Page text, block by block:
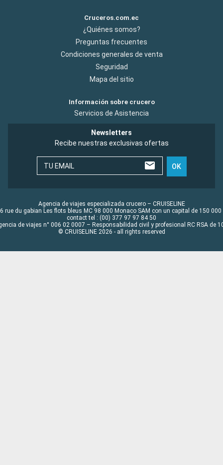
Cruceros.com.ec
¿Quiénes somos?
Preguntas frecuentes
Condiciones generales de venta
Seguridad
Mapa del sitio
Información sobre crucero
Servicios de Asistencia
Newsletters
Recibe nuestras exclusivas ofertas
TU EMAIL OK
Agencia de viajes especializada crucero – CRUISELINE
rue du gabian Les flots bleus MC 98 000 Monaco SAM con un capital de 150 000
contact tel : (00) 377 97 97 84 50
de viajes n° 006 02 0007 – Responsabilidad civil y profesional RC RSA de
© CRUISELINE 2026 - all rights reserved